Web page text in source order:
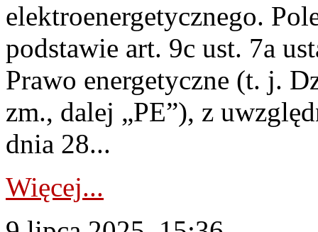
elektroenergetycznego.
podstawie art. 9c ust. 7a
Prawo energetyczne (t. j.
zm., dalej „PE”), z
dnia 28...
Więcej...